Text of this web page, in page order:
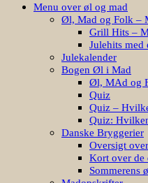
Menu over øl og mad
Øl, Mad og Folk –
Grill Hits –
Julehits
Julekalender
Bogen Øl i Mad
Øl, MAd og
Quiz
Quiz –
Quiz:
Danske Bryggerier
Oversigt
Kort over de
Sommerens